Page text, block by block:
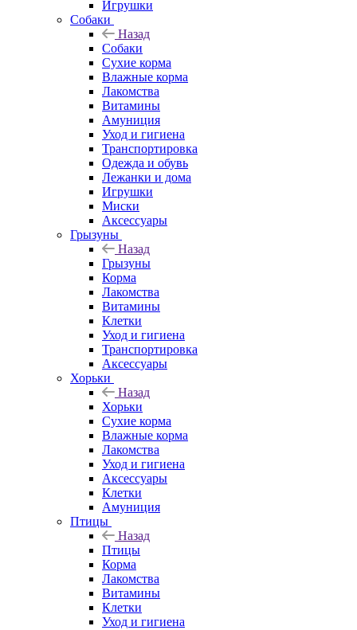
Игрушки
Собаки
Назад
Собаки
Сухие корма
Влажные корма
Лакомства
Витамины
Амуниция
Уход и гигиена
Транспортировка
Одежда и обувь
Лежанки и дома
Игрушки
Миски
Аксессуары
Грызуны
Назад
Грызуны
Корма
Лакомства
Витамины
Клетки
Уход и гигиена
Транспортировка
Аксессуары
Хорьки
Назад
Хорьки
Сухие корма
Влажные корма
Лакомства
Уход и гигиена
Аксессуары
Клетки
Амуниция
Птицы
Назад
Птицы
Корма
Лакомства
Витамины
Клетки
Уход и гигиена